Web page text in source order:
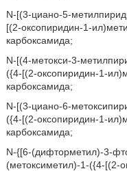
N-[(3-циано-5-
[(2-оксопиридин-1-
карбоксамида;
N-[(4-метокси-3-
({4-[(2-оксопиридин-1-
карбоксамида;
N-[(3-циано-6-
({4-[(2-оксопиридин-1-
карбоксамида;
N-{[6-(дифторметил)-3-
(метоксиметил)-1-({4-[(2-